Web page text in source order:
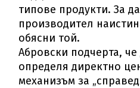
типове продукти. За
производител
обясни той.
Абровски подчерта,
определя директно
механизъм за